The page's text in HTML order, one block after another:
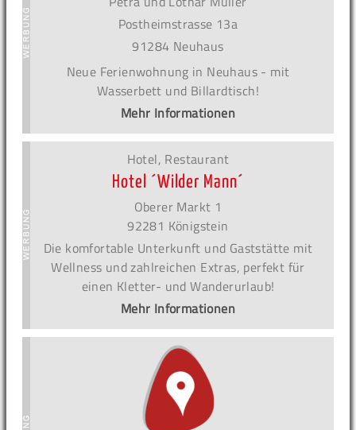
Postheimstrasse 13a
91284 Neuhaus
Neue Ferienwohnung in Neuhaus - mit
Wasserbett und Billardtisch!
Mehr Informationen
Hotel, Restaurant
Hotel ´Wilder Mann´
Oberer Markt 1
92281 Königstein
Die komfortable Unterkunft und Gaststätte mit
Wellness und zahlreichen Extras, perfekt für
einen Kletter- und Wanderurlaub!
Mehr Informationen